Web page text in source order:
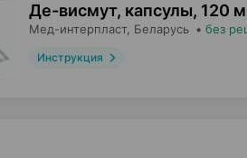
Де-висмут, капсулы, 120
Мед-интерпласт, Беларусь • без
Инструкция